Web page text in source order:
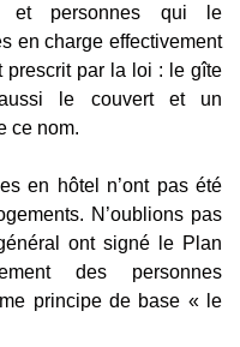
et personnes qui le
en charge effectivement
prescrit par la loi : le gîte
le couvert et un
ce nom.
en hôtel n’ont pas été
N’oublions pas
ont signé le Plan
des personnes
principe de base « le